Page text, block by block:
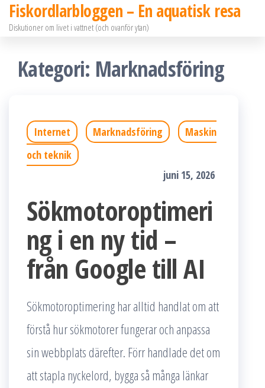
Hoppa
till
innehållet
Fiskordlarbloggen – En aquatisk resa
Diskutioner om livet i vattnet (och ovanför ytan)
Kategori: Marknadsföring
Internet Marknadsföring
Maskin
och teknik
juni 15, 2026
Sökmotoroptimeri
ng i en ny tid –
från Google till AI
Sökmotoroptimering har alltid handlat om att
förstå hur sökmotorer fungerar och anpassa
sin webbplats därefter. Förr handlade det om
att stapla nyckelord, bygga så många länkar